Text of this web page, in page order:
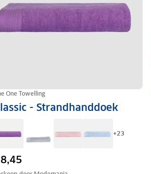
One Towelling
- Strandhanddoek
+23